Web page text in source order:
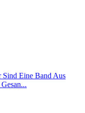
Sind Eine Band Aus